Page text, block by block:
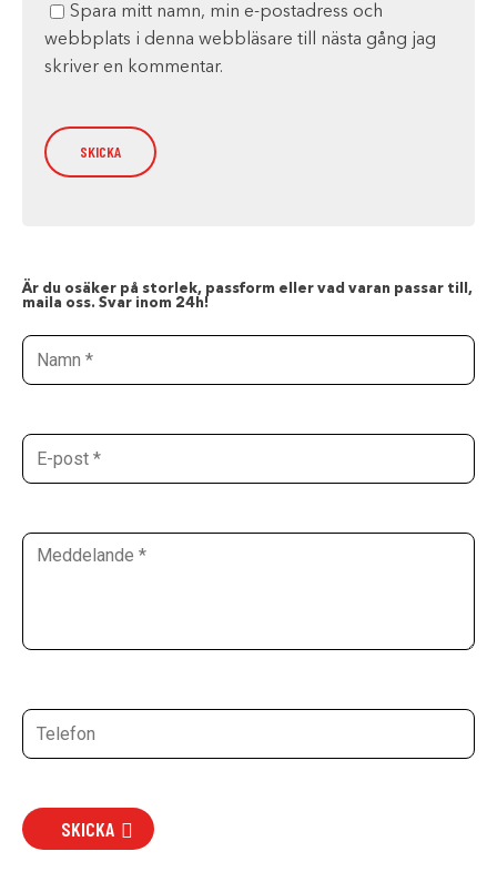
Spara mitt namn, min e-postadress och
webbplats i denna webbläsare till nästa gång jag
skriver en kommentar.
Är du osäker på storlek, passform eller vad varan passar till,
maila oss. Svar inom 24h!
SKICKA